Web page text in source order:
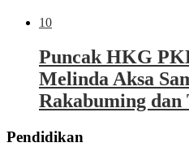
10
Puncak HKG
Melinda Aksa
Rakabuming
Pendidikan